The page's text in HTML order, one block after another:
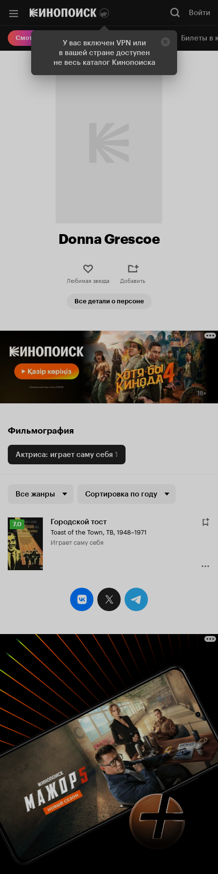
У вас включен VPN или
в вашей стране доступен
не весь каталог Кинопоиска
Войти
Смотреть кино Онлайн-кинотеатр Билеты в
Donna Grescoe
Любимая звезда Добавить
Все детали о персоне
Фильмография
Актриса: играет саму себя 1
Все жанры Сортировка по году
Рейтинг
Кинопоиска
7.0
7.0 Городской тост
Toast of the Town, ТВ, 1948–1971
играет саму себя